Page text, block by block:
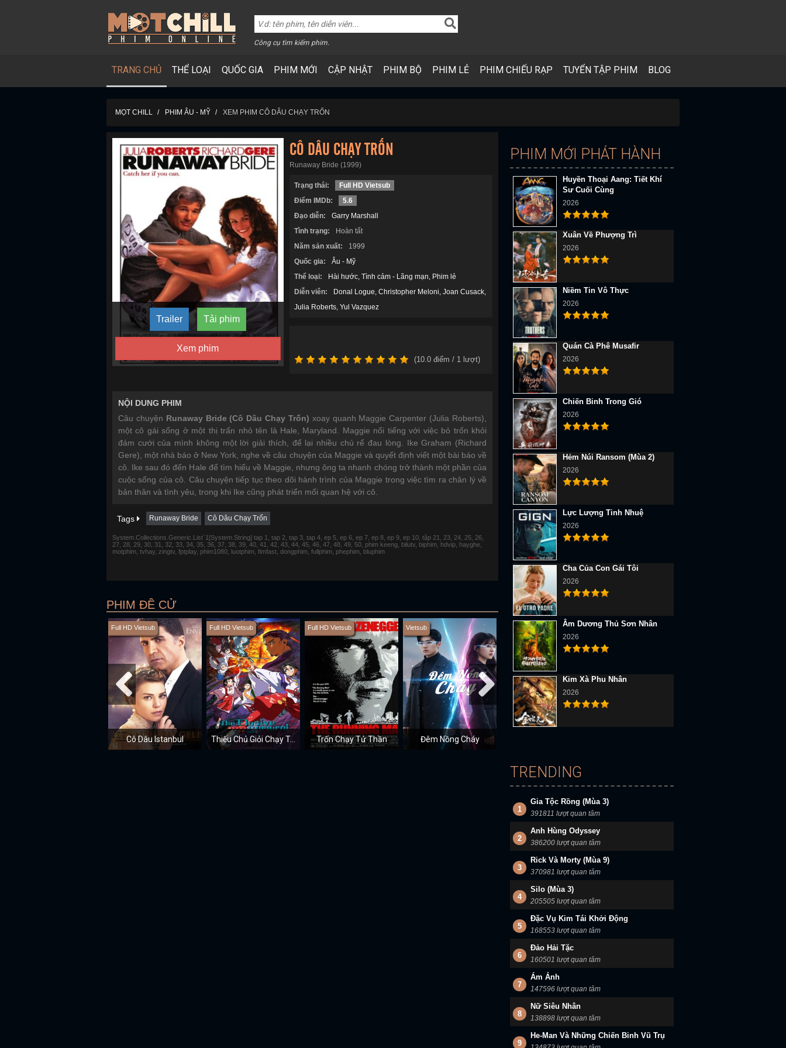
Công cụ tìm kiếm phim.
TRANG CHỦ THỂ LOẠI QUỐC GIA PHIM MỚI CẬP NHẬT PHIM BỘ PHIM LẺ PHIM CHIẾU RẠP TUYỂN TẬP PHIM BLOG
MỌT CHILL PHIM ÂU - MỸ XEM PHIM CÔ DÂU CHẠY TRỐN
Trailer Tải phim
Xem phim
CÔ DÂU CHẠY TRỐN
Runaway Bride (1999)
Trạng thái:
Full HD Vietsub
Điểm IMDb:
5.6
Đạo diễn:
Garry Marshall
Tình trạng:
Hoàn tất
Năm sản xuất:
1999
Quốc gia:
Âu - Mỹ
Thể loại:
Hài hước Tình cảm - Lãng mạn
Phim lẻ
Diễn viên:
Donal Logue Christopher Meloni Joan Cusack
Julia Roberts Yul Vazquez
(10.0điểm / 1lượt)
NỘI DUNG PHIM
Câu chuyện Runaway Bride (Cô Dâu Chạy Trốn) xoay quanh Maggie Carpenter (Julia Roberts),
một cô gái sống ở một thị trấn nhỏ tên là Hale, Maryland. Maggie nổi tiếng với việc bỏ trốn khỏi
đám cưới của mình không một lời giải thích, để lại nhiều chú rể đau lòng. Ike Graham (Richard
Gere), một nhà báo ở New York, nghe về câu chuyện của Maggie và quyết định viết một bài báo về
cô. Ike sau đó đến Hale để tìm hiểu về Maggie, nhưng ông ta nhanh chóng trở thành một phần của
cuộc sống của cô. Câu chuyện tiếp tục theo dõi hành trình của Maggie trong việc tìm ra chân lý về
bản thân và tình yêu, trong khi Ike cũng phát triển mối quan hệ với cô.
Tags Runaway Bride Cô Dâu Chạy Trốn
System.Collections.Generic.List`1[System.String] tap 1, tap 2, tap 3, tap 4, ep 5, ep 6, ep 7, ep 8, ep 9, ep 10, tập 21, 23, 24, 25, 26,
27, 28, 29, 30, 31, 32, 33, 34, 35, 36, 37, 38, 39, 40, 41, 42, 43, 44, 45, 46, 47, 48, 49, 50, phim keeng, bilutv, biphim, hdvip, hayghe,
motphim, tvhay, zingtv, fptplay, phim1080, luotphim, fimfast, dongphim, fullphim, phephim, bluphim
PHIM ĐỀ CỬ
Full HD Vietsub
Cô Dâu Istanbul
Full HD Vietsub
Thiếu Chủ Giỏi Chạy Trốn
Full HD Vietsub
Trốn Chạy Tử Thần
Vietsub
Đêm Nồng Cháy
Full HD Vietsub Full HD Vietsub
PHIM MỚI PHÁT HÀNH
Huyền Thoại Aang: Tiết Khí
Sư Cuối Cùng
2026
Xuân Về Phượng Trì
2026
Niềm Tin Vô Thực
2026
Quán Cà Phê Musafir
2026
Chiến Binh Trong Gió
2026
Hẻm Núi Ransom (Mùa 2)
2026
Lực Lượng Tinh Nhuệ
2026
Cha Của Con Gái Tôi
2026
Âm Dương Thủ Sơn Nhân
2026
Kim Xà Phu Nhân
2026
TRENDING
1
Gia Tộc Rồng (Mùa 3)
391811 lượt quan tâm
2
Anh Hùng Odyssey
386200 lượt quan tâm
3
Rick Và Morty (Mùa 9)
370981 lượt quan tâm
4
Silo (Mùa 3)
205505 lượt quan tâm
5
Đặc Vụ Kim Tái Khởi Động
168553 lượt quan tâm
6
Đảo Hải Tặc
160501 lượt quan tâm
7
Ám Ảnh
147596 lượt quan tâm
8
Nữ Siêu Nhân
138898 lượt quan tâm
9
He-Man Và Những Chiến Binh Vũ Trụ